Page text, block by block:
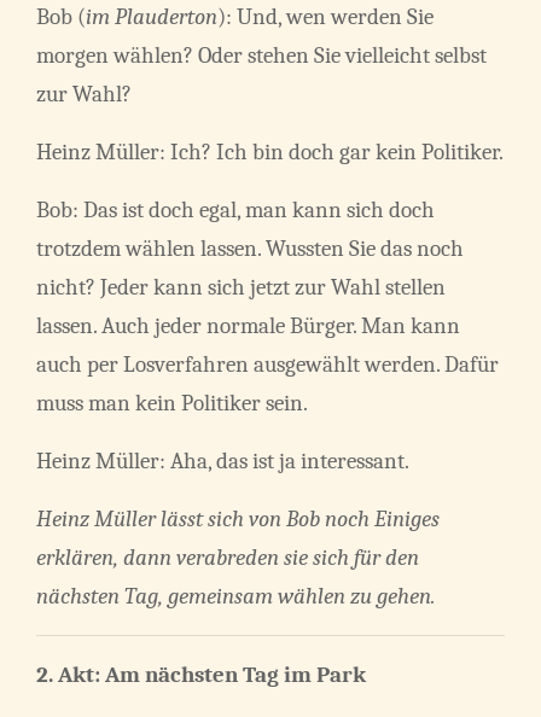
Bob (im Plauderton): Und, wen werden Sie
morgen wählen? Oder stehen Sie vielleicht selbst
zur Wahl?
Heinz Müller: Ich? Ich bin doch gar kein Politiker.
Bob: Das ist doch egal, man kann sich doch
trotzdem wählen lassen. Wussten Sie das noch
nicht? Jeder kann sich jetzt zur Wahl stellen
lassen. Auch jeder normale Bürger. Man kann
auch per Losverfahren ausgewählt werden. Dafür
muss man kein Politiker sein.
Heinz Müller: Aha, das ist ja interessant.
Heinz Müller lässt sich von Bob noch Einiges
erklären, dann verabreden sie sich für den
nächsten Tag, gemeinsam wählen zu gehen.
2. Akt: Am nächsten Tag im Park